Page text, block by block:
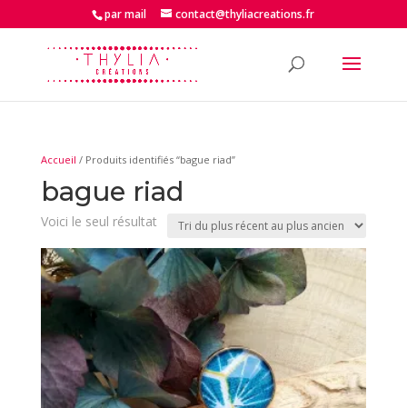
par mail contact@thyliacreations.fr
Accueil / Produits identifiés “bague riad”
bague riad
Voici le seul résultat